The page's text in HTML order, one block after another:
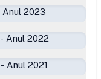
Anul 2023
- Anul 2022
- Anul 2021